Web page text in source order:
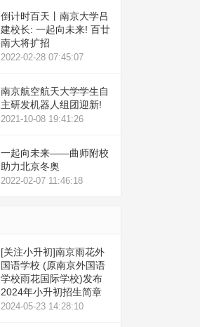
倒计时百天丨南京大学吕
建校长: 一起向未来! 百廿
南大将扩招
2022-02-28 07:45:07
南京航空航天大学学生自
主研发机器人组团迎新!
2021-10-08 19:41:26
一起向未来——曲师附校
助力北京冬奥
2022-02-07 11:46:18
[关注小升初]南京雨花外
国语学校 (原南京外国语
学校雨花国际学校)发布
2024年小升初招生简章
2024-05-23 14:28:10